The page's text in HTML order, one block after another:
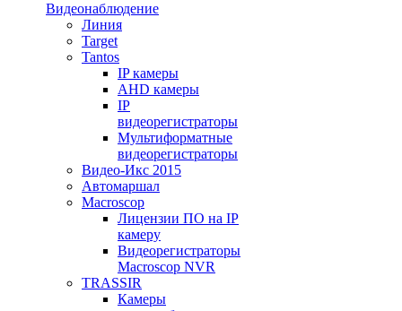
Видеонаблюдение
Линия
Target
Tantos
IP камеры
AHD камеры
IP
видеорегистраторы
Мультиформатные
видеорегистраторы
Видео-Икс 2015
Автомаршал
Macroscop
Лицензии ПО на IP
камеру
Видеорегистраторы
Macroscop NVR
TRASSIR
Камеры